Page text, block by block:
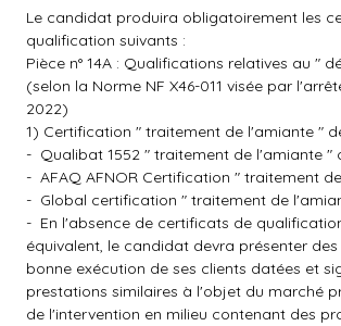
Le candidat produira obligatoirement les
qualification suivants :
Pièce n° 14A : Qualifications relatives au "
(selon la Norme NF X46-011 visée par
2022)
1) Certification " traitement de l'amiante "
- Qualibat 1552 " traitement de l'amiante "
- AFAQ AFNOR Certification " traitement
- Global certification " traitement de
- En l'absence de certificats de
équivalent, le candidat devra présenter
bonne exécution de ses clients datées et
prestations similaires à l'objet du marché
de l'intervention en milieu contenant des